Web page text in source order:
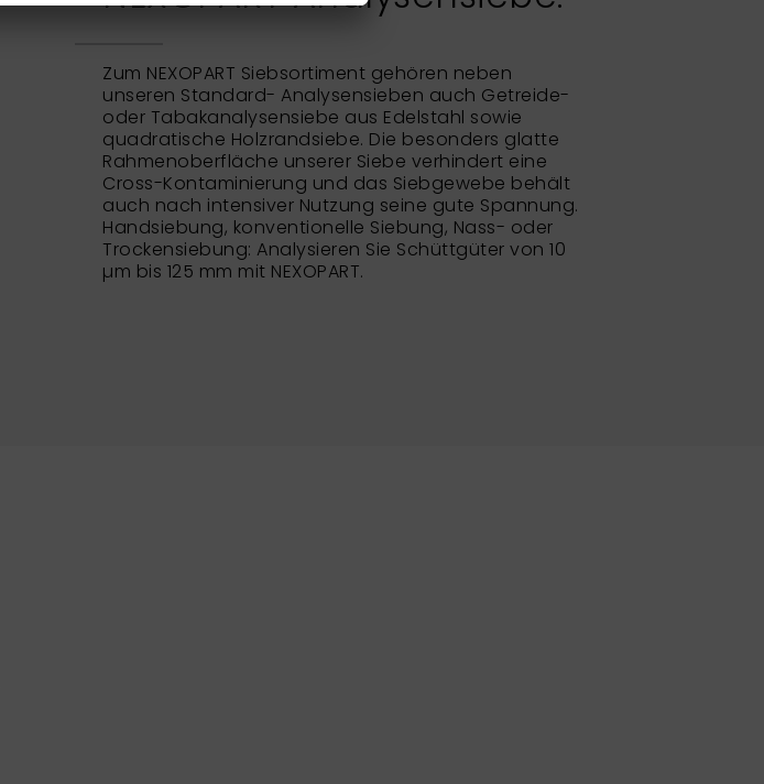
Zum NEXOPART Siebsortiment gehören neben
unseren Standard- Analysensieben auch Getreide-
oder Tabakanalysensiebe aus Edelstahl sowie
quadratische Holzrandsiebe. Die besonders glatte
Rahmenoberfläche unserer Siebe verhindert eine
Cross-Kontaminierung und das Siebgewebe behält
auch nach intensiver Nutzung seine gute Spannung.
Handsiebung, konventionelle Siebung, Nass- oder
Trockensiebung: Analysieren Sie Schüttgüter von 10
µm bis 125 mm mit NEXOPART.